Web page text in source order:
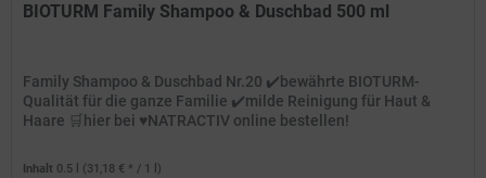
BIOTURM Family Shampoo & Duschbad 500 ml
Family Shampoo & Duschbad Nr.20 ✔️bewährte BIOTURM-
Qualität für die ganze Familie ✔️milde Reinigung für Haut &
Haare 🛒hier bei ♥️NATRACTIV online bestellen!
Inhalt 0.5 l (31,18 € * / 1 l)